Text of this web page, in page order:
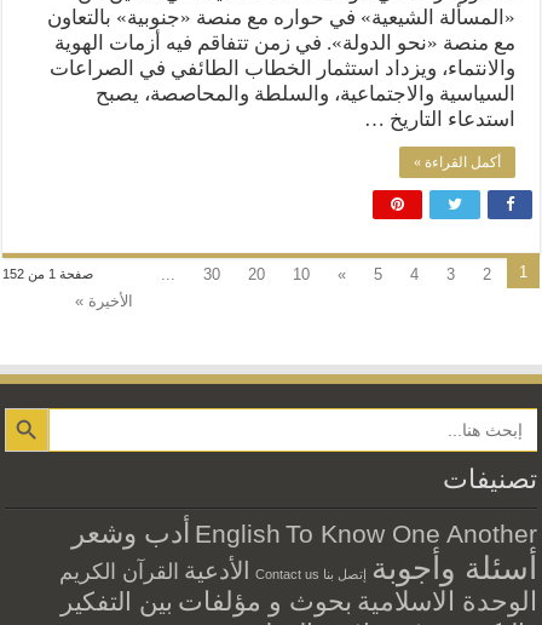
«المسألة الشيعية» في حواره مع منصة «جنوبية» بالتعاون
مع منصة «نحو الدولة». في زمن تتفاقم فيه أزمات الهوية
والانتماء، ويزداد استثمار الخطاب الطائفي في الصراعات
السياسية والاجتماعية، والسلطة والمحاصصة، يصبح
استدعاء التاريخ …
أكمل القراءة »
صفحة 1 من 152 1
2
3
4
5
»
10
20
30
...
الأخيرة »
Search Button
تصنيفات
English To Know One Another أدب وشعر
أسئلة وأجوبة إتصل بنا Contact us الأدعية القرآن الكريم
الوحدة الاسلامية بحوث و مؤلفات بين التفكير